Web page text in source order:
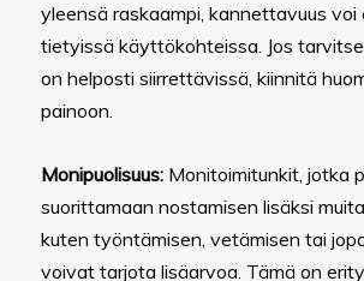
yleensä raskaampi, kannettavuus voi
tietyissä käyttökohteissa. Jos
on helposti siirrettävissä, kiinnitä
painoon.
Monipuolisuus: Monitoimitunkit, jotka
suorittamaan nostamisen lisäksi
kuten työntämisen, vetämisen tai
voivat tarjota lisäarvoa. Tämä on